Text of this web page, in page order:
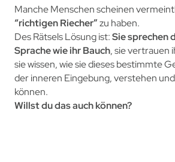
Manche Menschen scheinen
“richtigen Riecher”zu haben.
Des Rätsels Lösung ist:Sie sprechen
Sprache wie ihr Bauch, sie vertrauen
sie wissen, wie sie dieses bestimmte
der inneren Eingebung, verstehen
können.
Willst du das auch können?